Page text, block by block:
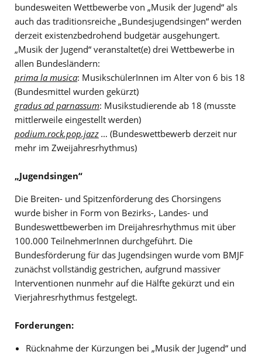
bundesweiten Wettbewerbe von „Musik der Jugend“ als
auch das traditionsreiche „Bundesjugendsingen“ werden
derzeit existenzbedrohend budgetär ausgehungert.
„Musik der Jugend“ veranstaltet(e) drei Wettbewerbe in
allen Bundesländern:
prima la musica: MusikschülerInnen im Alter von 6 bis 18
(Bundesmittel wurden gekürzt)
gradus ad parnassum: Musikstudierende ab 18 (musste
mittlerweile eingestellt werden)
podium.rock.pop.jazz … (Bundeswettbewerb derzeit nur
mehr im Zweijahresrhythmus)
„Jugendsingen“
Die Breiten- und Spitzenförderung des Chorsingens
wurde bisher in Form von Bezirks-, Landes- und
Bundeswettbewerben im Dreijahresrhythmus mit über
100.000 TeilnehmerInnen durchgeführt. Die
Bundesförderung für das Jugendsingen wurde vom BMJF
zunächst vollständig gestrichen, aufgrund massiver
Interventionen nunmehr auf die Hälfte gekürzt und ein
Vierjahresrhythmus festgelegt.
Forderungen:
Rücknahme der Kürzungen bei „Musik der Jugend“ und